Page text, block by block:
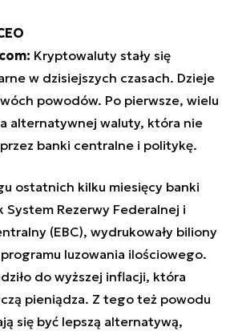
Kryptowaluty stały się
w dzisiejszych czasach. Dzieje
powodów. Po pierwsze, wielu
alternatywnej waluty, która nie
banki centralne i politykę.
ostatnich kilku miesięcy banki
Rezerwy Federalnej i
(EBC), wydrukowały biliony
luzowania ilościowego.
do wyższej inflacji, która
pieniądza. Z tego też powodu
się być lepszą alternatywą,